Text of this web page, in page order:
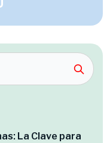
La Clave para